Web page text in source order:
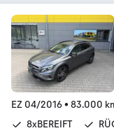
EZ 04/2016• 83.000
8xBEREIFT